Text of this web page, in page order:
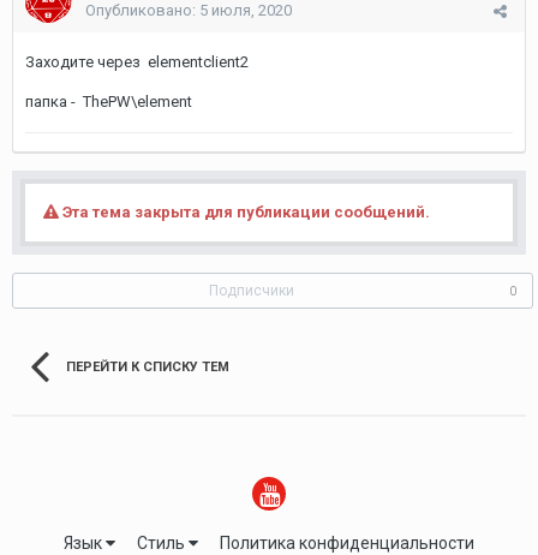
Опубликовано: 5 июля, 2020
Заходите через elementclient2
папка - ThePW\element
Эта тема закрыта для публикации сообщений.
Подписчики 0
ПЕРЕЙТИ К СПИСКУ ТЕМ
Язык Стиль Политика конфиденциальности